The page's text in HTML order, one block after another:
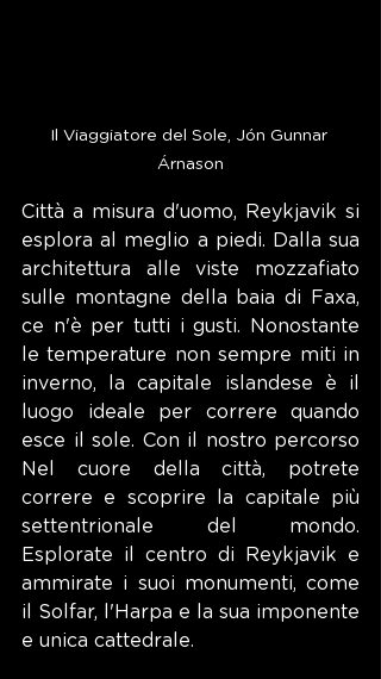
Il Viaggiatore del Sole, Jón Gunnar
Árnason
Città a misura d'uomo, Reykjavik si
esplora al meglio a piedi. Dalla sua
architettura alle viste mozzafiato
sulle montagne della baia di Faxa,
ce n'è per tutti i gusti. Nonostante
le temperature non sempre miti in
inverno, la capitale islandese è il
luogo ideale per correre quando
esce il sole. Con il nostro percorso
Nel cuore della città, potrete
correre e scoprire la capitale più
settentrionale del mondo.
Esplorate il centro di Reykjavik e
ammirate i suoi monumenti, come
il Solfar, l'Harpa e la sua imponente
e unica cattedrale.